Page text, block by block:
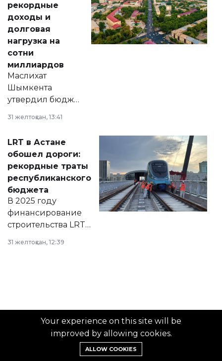
рекордные
доходы и
долговая
нагрузка на
сотни
миллиардов
Маслихат
Шымкента
утвердил бюджет
документ
появился в базе
нормативных
правовых актов и
на сайте маслихат
города.
31 желтоқсан, 13:41
LRT в Астане
обошел дороги:
рекордные траты
республиканского
бюджета
В 2025 году
финансирование
строительства LRT
31 желтоқсан, 12:39
“ZTB NEWS” MEDIA HOLDING
Мерзімді баспа басылымын, ақпарат агенттігін және
интернет-басылымды тіркеу, қайта тіркеу туралы куәлік
03.07.2019 ж. берілген № 17772-СИ.
Your experience on this site will be
improved by allowing cookies.
ALLOW COOKIES